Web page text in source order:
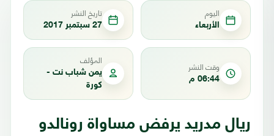
اليوم
الأربعاء
تاريخ النشر
27 سبتمبر 2017
وقت النشر
06:44 م
المؤلف
يمن شباب نت -
كورة
ريال مدريد يرفض مساواة رونالدو